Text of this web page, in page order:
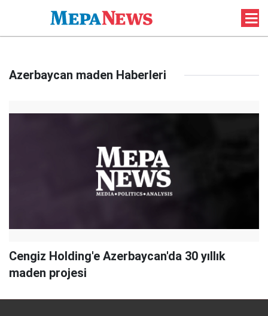
Azerbaycan maden Haberleri
Cengiz Holding'e Azerbaycan'da 30 yıllık
maden projesi